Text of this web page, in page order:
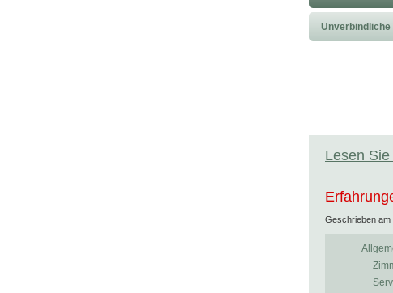
Lesen
Geschrieben am